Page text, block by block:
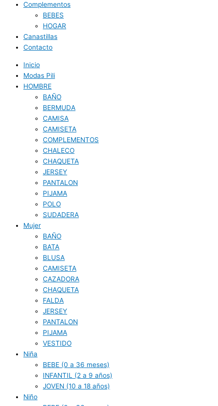
Complementos
BEBES
HOGAR
Canastillas
Contacto
Inicio
Modas Pili
HOMBRE
BAÑO
BERMUDA
CAMISA
CAMISETA
COMPLEMENTOS
CHALECO
CHAQUETA
JERSEY
PANTALON
PIJAMA
POLO
SUDADERA
Mujer
BAÑO
BATA
BLUSA
CAMISETA
CAZADORA
CHAQUETA
FALDA
JERSEY
PANTALON
PIJAMA
VESTIDO
Niña
BEBE (0 a 36 meses)
INFANTIL (2 a 9 años)
JOVEN (10 a 18 años)
Niño